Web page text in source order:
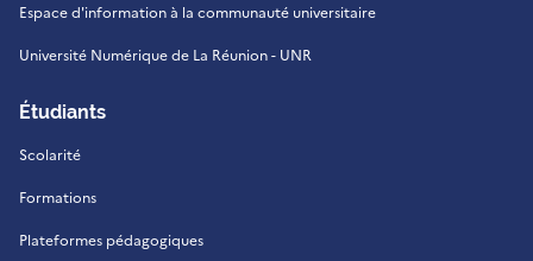
Espace d'information à la communauté universitaire
Université Numérique de La Réunion - UNR
Étudiants
Scolarité
Formations
Plateformes pédagogiques